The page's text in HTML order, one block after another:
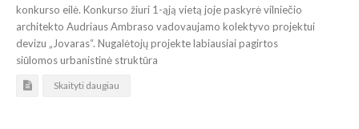
konkurso eilė. Konkurso žiuri 1-ąją vietą joje paskyrė vilniečio
architekto Audriaus Ambraso vadovaujamo kolektyvo projektui
devizu „Jovaras“. Nugalėtojų projekte labiausiai pagirtos
siūlomos urbanistinė struktūra
Skaityti daugiau